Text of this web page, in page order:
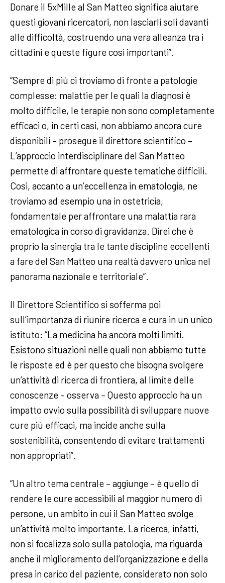
Donare il 5xMille al San Matteo significa aiutare
questi giovani ricercatori, non lasciarli soli davanti
alle difficoltà, costruendo una vera alleanza tra i
cittadini e queste figure così importanti”.
“Sempre di più ci troviamo di fronte a patologie
complesse: malattie per le quali la diagnosi è
molto difficile, le terapie non sono completamente
efficaci o, in certi casi, non abbiamo ancora cure
disponibili – prosegue il direttore scientifico –
L’approccio interdisciplinare del San Matteo
permette di affrontare queste tematiche difficili.
Così, accanto a un’eccellenza in ematologia, ne
troviamo ad esempio una in ostetricia,
fondamentale per affrontare una malattia rara
ematologica in corso di gravidanza. Direi che è
proprio la sinergia tra le tante discipline eccellenti
a fare del San Matteo una realtà davvero unica nel
panorama nazionale e territoriale”.
Il Direttore Scientifico si sofferma poi
sull’importanza di riunire ricerca e cura in un unico
istituto: “La medicina ha ancora molti limiti.
Esistono situazioni nelle quali non abbiamo tutte
le risposte ed è per questo che bisogna svolgere
un’attività di ricerca di frontiera, al limite delle
conoscenze – osserva – Questo approccio ha un
impatto ovvio sulla possibilità di sviluppare nuove
cure più efficaci, ma incide anche sulla
sostenibilità, consentendo di evitare trattamenti
non appropriati”.
“Un altro tema centrale – aggiunge – è quello di
rendere le cure accessibili al maggior numero di
persone, un ambito in cui il San Matteo svolge
un’attività molto importante. La ricerca, infatti,
non si focalizza solo sulla patologia, ma riguarda
anche il miglioramento dell’organizzazione e della
presa in carico del paziente, considerato non solo